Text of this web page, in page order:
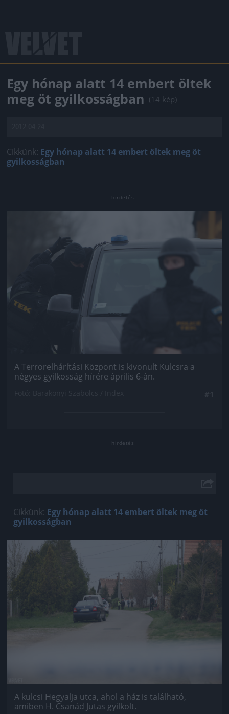
Egy hónap alatt 14 embert öltek
meg öt gyilkosságban (14 kép)
Cikkünk: Egy hónap alatt 14 embert öltek meg öt
gyilkosságban
A Terrorelhárítási Központ is kivonult Kulcsra a
négyes gyilkosság hírére április 6-án.
Cikkünk: Egy hónap alatt 14 embert öltek meg öt
gyilkosságban
A kulcsi Hegyalja utca, ahol a ház is található,
amiben H. Csanád Jutas gyilkolt.